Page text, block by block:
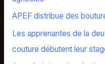
r
:
APEF distribue des
Les apprenantes de la
couture débutent leur